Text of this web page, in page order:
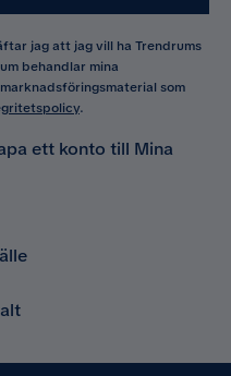
jag att jag vill ha Trendrums
behandlar mina
som
.
ett konto till Mina